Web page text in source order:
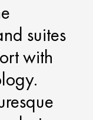
suites
with